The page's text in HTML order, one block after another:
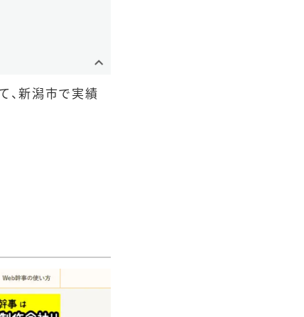
、新潟市で実績